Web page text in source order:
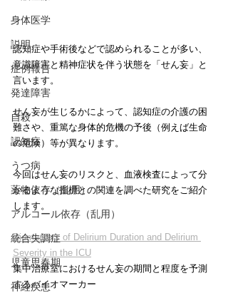
身体医学
説明
症例報告
発達障害
自殺
認知症
うつ病
薬物依存（乱用）
アルコール依存（乱用）
統合失調症
児童思春期
神経疾患
認知症や手術後などで認められることが多い、
意識障害と精神症状を伴う状態を「せん妄」と
言います。
せん妄が生じるかによって、認知症の介護の困
難さや、重篤な身体的危機の予後（例えば生命
の危険）等が異なります。
今回はせん妄のリスクと、血液検査によって分
かるような指標との関連を調べた研究をご紹介
します。
Biomarkers of Delirium Duration and Delirium
Severity in the ICU
集中治療室におけるせん妄の期間と程度を予測
するバイオマーカー